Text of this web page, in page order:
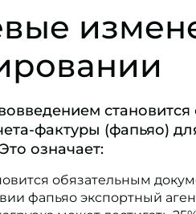
фактуры (фапьяо)
означает:
обязательным
фапьяо экспортный